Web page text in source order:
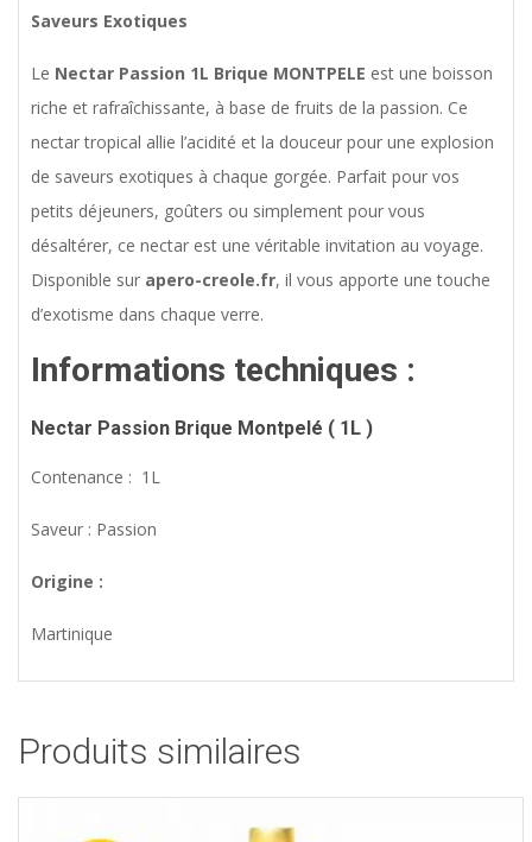
Saveurs Exotiques
Le Nectar Passion 1L Brique MONTPELE est une boisson
riche et rafraîchissante, à base de fruits de la passion. Ce
nectar tropical allie l’acidité et la douceur pour une explosion
de saveurs exotiques à chaque gorgée. Parfait pour vos
petits déjeuners, goûters ou simplement pour vous
désaltérer, ce nectar est une véritable invitation au voyage.
Disponible sur apero-creole.fr, il vous apporte une touche
d’exotisme dans chaque verre.
Informations techniques :
Nectar Passion Brique Montpelé ( 1L )
Contenance : 1L
Saveur : Passion
Origine :
Martinique
Produits similaires